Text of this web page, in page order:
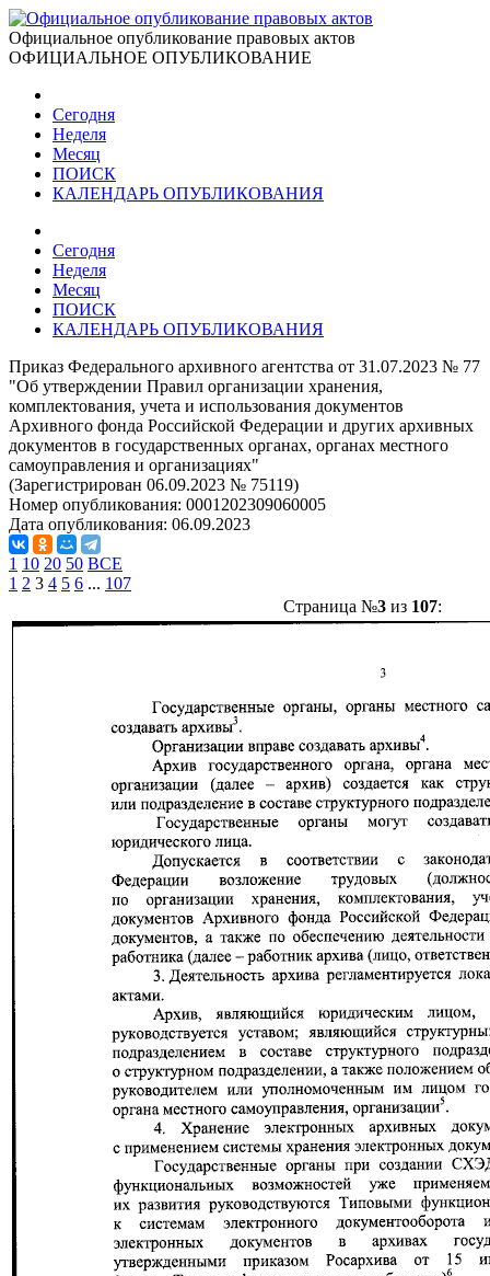
Официальное опубликование правовых актов
ОФИЦИАЛЬНОЕ ОПУБЛИКОВАНИЕ
Сегодня
Неделя
Месяц
ПОИСК
КАЛЕНДАРЬ ОПУБЛИКОВАНИЯ
Сегодня
Неделя
Месяц
ПОИСК
КАЛЕНДАРЬ ОПУБЛИКОВАНИЯ
Приказ Федерального архивного агентства от 31.07.2023 № 77
"Об утверждении Правил организации хранения,
комплектования, учета и использования документов
Архивного фонда Российской Федерации и других архивных
документов в государственных органах, органах местного
самоуправления и организациях"
(Зарегистрирован 06.09.2023 № 75119)
Номер опубликования: 0001202309060005
Дата опубликования: 06.09.2023
1 10 20 50 ВСЕ
1 2 3 4 5 6 ... 107
Страница №3из 107: